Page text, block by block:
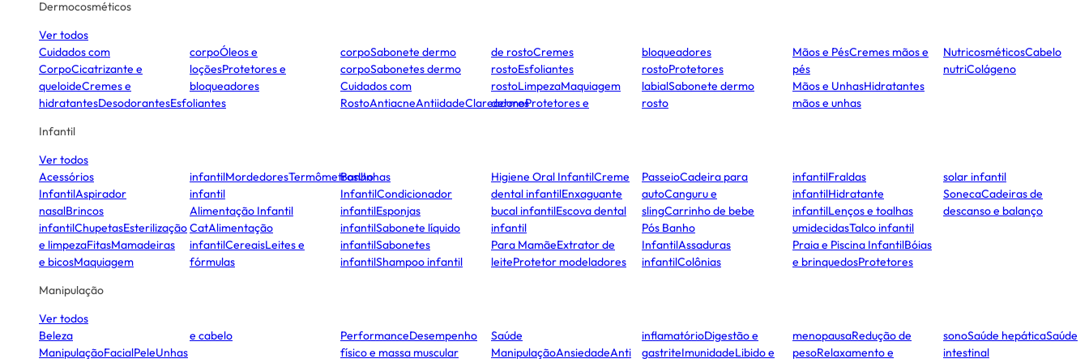
Dermocosméticos
Ver todos
Cuidados com
CorpoCicatrizante e
queloideCremes e
hidratantesDesodorantesEsfoliantes
corpoÓleos e
loçõesProtetores e
bloqueadores
corpoSabonete dermo
corpoSabonetes dermo
Cuidados com
RostoAntiacneAntiidadeClareadores
de rostoCremes
rostoEsfoliantes
rostoLimpezaMaquiagem
dermoProtetores e
bloqueadores
rostoProtetores
labialSabonete dermo
rosto
Mãos e PésCremes mãos e
pés
Mãos e UnhasHidratantes
mãos e unhas
NutricosméticosCabelo
nutriColágeno
Infantil
Ver todos
Acessórios
InfantilAspirador
nasalBrincos
infantilChupetasEsterilização
e limpezaFitasMamadeiras
e bicosMaquiagem
infantilMordedoresTermômetrosUnhas
infantil
Alimentação Infantil
CatAlimentação
infantilCereaisLeites e
fórmulas
Banho
InfantilCondicionador
infantilEsponjas
infantilSabonete líquido
infantilSabonetes
infantilShampoo infantil
Higiene Oral InfantilCreme
dental infantilEnxaguante
bucal infantilEscova dental
infantil
Para MamãeExtrator de
leiteProtetor modeladores
PasseioCadeira para
autoCanguru e
slingCarrinho de bebe
Pós Banho
InfantilAssaduras
infantilColônias
infantilFraldas
infantilHidratante
infantilLenços e toalhas
umidecidasTalco infantil
Praia e Piscina InfantilBóias
e brinquedosProtetores
solar infantil
SonecaCadeiras de
descanso e balanço
Manipulação
Ver todos
Beleza
ManipulaçãoFacialPeleUnhas
e cabelo PerformanceDesempenho
físico e massa muscular
Saúde
ManipulaçãoAnsiedadeAnti
inflamatórioDigestão e
gastriteImunidadeLibido e
menopausaRedução de
pesoRelaxamento e
sonoSaúde hepáticaSaúde
intestinal